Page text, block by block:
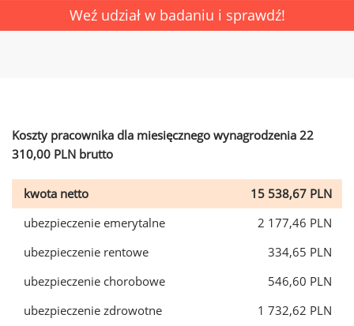
Weź udział w badaniu i sprawdź!
Koszty pracownika dla miesięcznego wynagrodzenia 22
310,00 PLN brutto
kwota netto
15 538,67 PLN
ubezpieczenie emerytalne
2 177,46 PLN
ubezpieczenie rentowe
334,65 PLN
ubezpieczenie chorobowe
546,60 PLN
ubezpieczenie zdrowotne
1 732,62 PLN